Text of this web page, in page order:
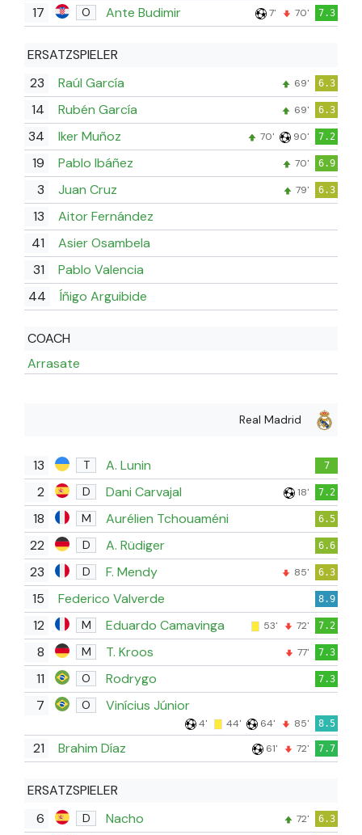
17 O Ante Budimir 7' 70' 7.3
ERSATZSPIELER
23
Raúl García 69' 6.3
14 Rubén García 69' 6.3
34 Iker Muñoz 70' 90' 7.2
19 Pablo Ibáñez 70' 6.9
3 Juan Cruz 79' 6.3
13
Aitor Fernández
41
Asier Osambela
31
Pablo Valencia
44
Íñigo Arguibide
COACH
Arrasate
Real Madrid
13 T A. Lunin 7
2 D Dani Carvajal 18' 7.2
18 M Aurélien Tchouaméni 6.5
22 D A. Rüdiger 6.6
23 D F. Mendy 85' 6.3
15 Federico Valverde 8.9
12 M Eduardo Camavinga 53' 72' 7.2
8 M T. Kroos 77' 7.3
11 O Rodrygo 7.3
7 O Vinícius Júnior
4' 44' 64' 85' 8.5
21 Brahim Díaz 61' 72' 7.7
ERSATZSPIELER
6
D Nacho 72' 6.3